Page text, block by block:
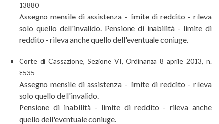
13880
Assegno mensile di assistenza - limite di reddito - rileva
solo quello dell'invalido. Pensione di inabilità - limite di
reddito - rileva anche quello dell'eventuale coniuge.
Corte di Cassazione, Sezione VI, Ordinanza 8 aprile 2013, n.
8535
Assegno mensile di assistenza - limite di reddito - rileva
solo quello dell'invalido.
Pensione di inabilità - limite di reddito - rileva anche
quello dell'eventuale coniuge.